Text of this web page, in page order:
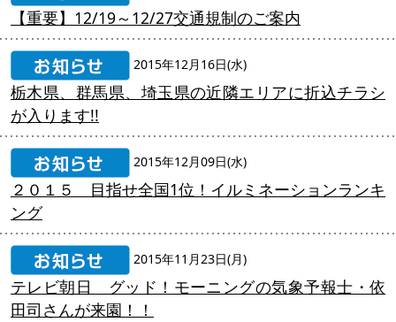
【重要】12/19～12/27交通規制のご案内
2015年12月16日(水)
栃木県、群馬県、埼玉県の近隣エリアに折込チラシ
が入ります!!
2015年12月09日(水)
２０１５ 目指せ全国1位！イルミネーションランキ
ング
2015年11月23日(月)
テレビ朝日 グッド！モーニングの気象予報士・依
田司さんが来園！！